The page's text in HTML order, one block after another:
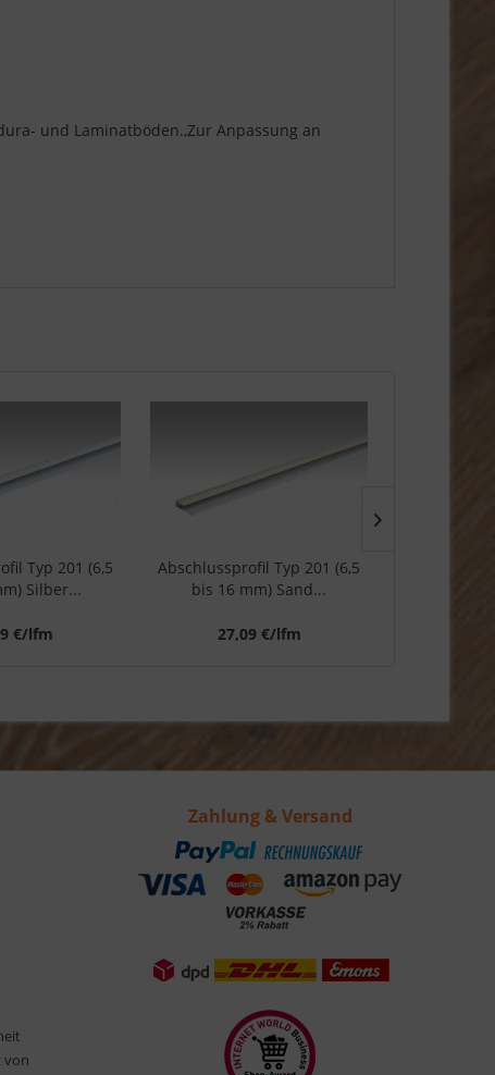
und Laminatböden.,Zur Anpassung an
Typ 201 (6,5
Silber...
€/lfm
Abschlussprofil Typ 201 (6,5
bis 16 mm) Sand...
27,09 €/lfm
von
Zahlung & Versand